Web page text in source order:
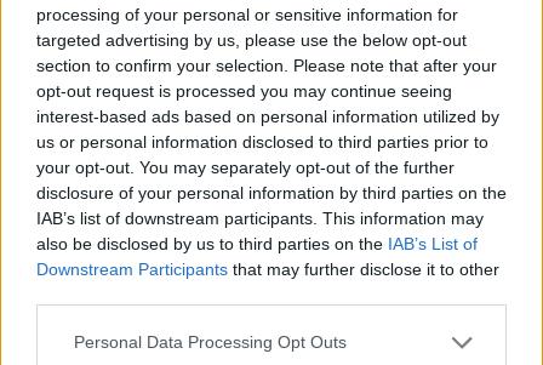
processing of your personal or sensitive information for
targeted advertising by us, please use the below opt-out
section to confirm your selection. Please note that after your
opt-out request is processed you may continue seeing
interest-based ads based on personal information utilized by
us or personal information disclosed to third parties prior to
your opt-out. You may separately opt-out of the further
disclosure of your personal information by third parties on the
IAB’s list of downstream participants. This information may
also be disclosed by us to third parties on the IAB’s List of
Downstream Participants that may further disclose it to other
Please note that this website/app uses one or more Google
Personal Data Processing Opt Outs